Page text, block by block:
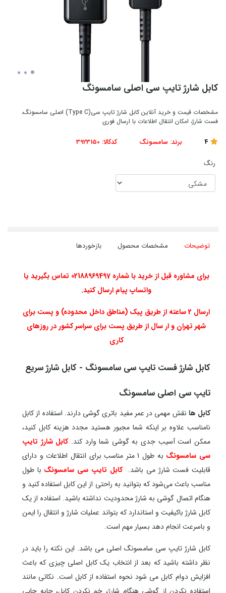
کابل شارژ تایپ سی اصلی سامسونگ
مشخصات قیمت و خرید آنلاین کابل شارژ تایپ سی(Type C) اصلی سامسونگ،
فست شارژ، امکان انتقال اطلاعات با ارسال فوری
برند: سامسونگ کدکالا: 3923150
رنگ
توضیحات مشخصات محصول بازخوردها
برای مشاوره قبل از خرید با شماره 02188969497 تماس بگیرید یا
واتساپ پیام ارسال کنید.
ارسال 2 ساعته از طریق پیک (مناطق داخل محدوده) و پست برای
شهر تهران و ار سال از طریق پست برای سراسر کشور در روزهای
کاری
کابل شارژ فست تایپ سی سامسونگ - کابل شارژ سریع
تایپ سی اصلی سامسونگ
کابل ها نقش مهمی در عمر مفید باتری گوشی دارند. استفاده از کابل
نامناسب علاوه بر اینکه شما مجبور هستید مجدد هزینه کابل کنید،
ممکن است آسیب جدی به گوشی شما وارد کند.کابل شارژ تایپ
سی سامسونگ
به طول 1 متر مناسب برای انتقال اطلاعات و دارای
قابلیت فست شارژ می باشد.کابل تایپ سی سامسونگ با طول
مناسب باعث می‌شود که بتوانید به راحتی از این کابل استفاده کنید و
هنگام اتصال گوشی به شارژ محدودیت نداشته باشید. استفاده از یک
کابل شارژ باکیفیت و استاندارد که بتواند عملیات شارژ و انتقال را ایمن
و باسرعت انجام دهد بسیار مهم است.
کابل شارژ تایپ سی سامسونگ اصلی می باشد. این نکته را باید در
نظر داشته باشید که بعد از انتخاب یک کابل اصلی چیزی که باعث
افزایش دوام کابل می شود نحوه استفاده از کابل است. نکاتی مانند